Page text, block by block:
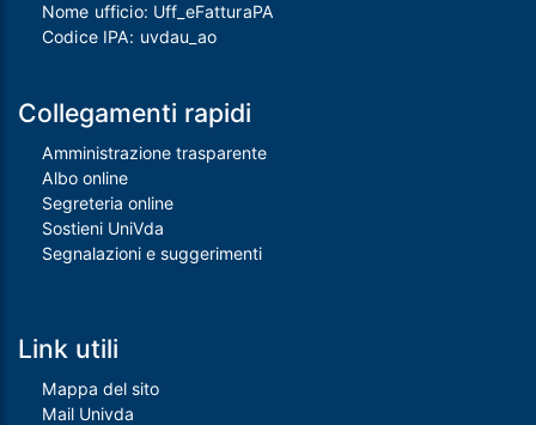
Nome ufficio: Uff_eFatturaPA
Codice IPA: uvdau_ao
Collegamenti rapidi
Amministrazione trasparente
Albo online
Segreteria online
Sostieni UniVda
Segnalazioni e suggerimenti
Link utili
Mappa del sito
Mail Univda